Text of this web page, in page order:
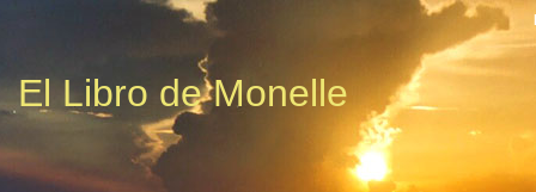
El Libro de Monelle